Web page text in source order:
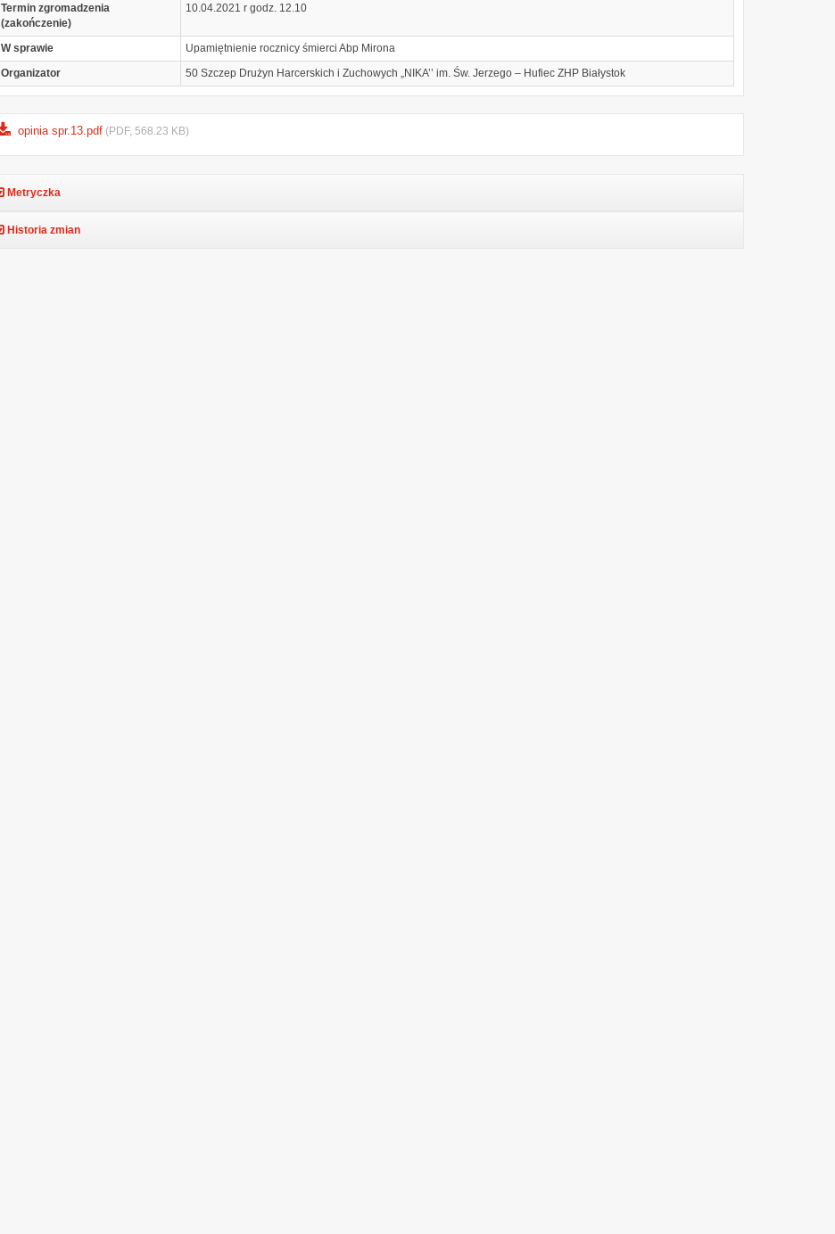
Termin zgromadzenia
(zakończenie)
10.04.2021 r godz. 12.10
W sprawie
Upamiętnienie rocznicy śmierci Abp Mirona
Organizator
50 Szczep Drużyn Harcerskich i Zuchowych „NIKA’’ im. Św. Jerzego – Hufiec ZHP Białystok
opinia spr.13.pdf (PDF, 568.23 KB)
Metryczka
Historia zmian